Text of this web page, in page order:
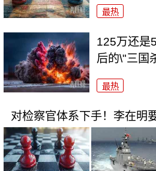
最热
125万还是
后的\"三国
最热
对检察官体系下手！李在明